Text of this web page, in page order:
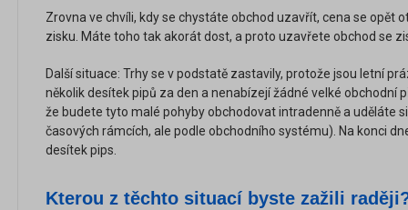
Zrovna ve chvíli, kdy se chystáte obchod uzavřít, cena se opět
zisku. Máte toho tak akorát dost, a proto uzavřete obchod se
Další situace: Trhy se v podstatě zastavily, protože jsou letní
několik desítek pipů za den a nenabízejí žádné velké obchodní
že budete tyto malé pohyby obchodovat intradenně a uděláte
časových rámcích, ale podle obchodního systému). Na konci
desítek pips.
Kterou z těchto situací byste zažili